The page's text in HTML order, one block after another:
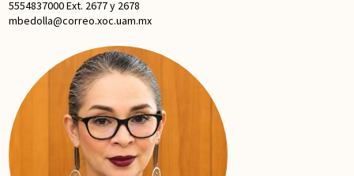
5554837000 Ext. 2677 y 2678
mbedolla@correo.xoc.uam.mx